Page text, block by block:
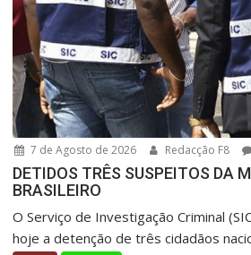
7 de Agosto de 2026 Redacção F8
DETIDOS TRÊS SUSPEITOS DA
BRASILEIRO
O Serviço de Investigação Criminal
hoje a detenção de três cidadãos